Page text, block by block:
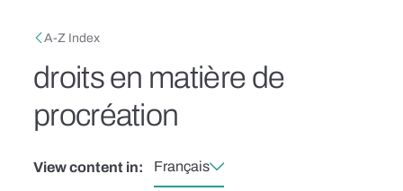
Breadcrumb
A-Z Index
droits en matière de
procréation
View content in: Français